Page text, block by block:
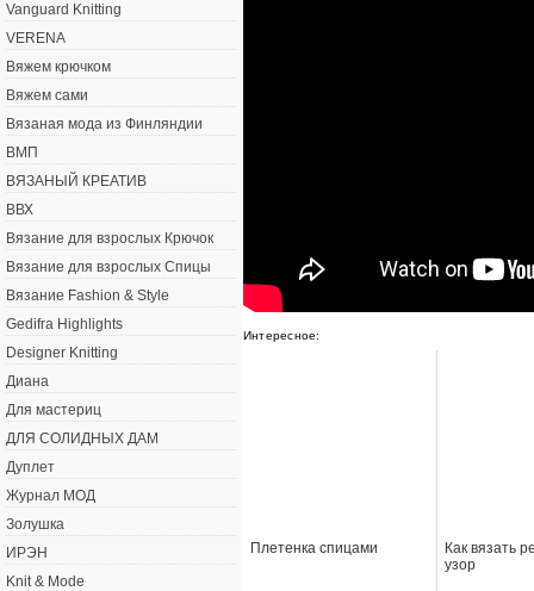
Интересное:
Плетенка спицами
Как вязать
узор
Vanguard Knitting
VERENA
Вяжем крючком
Вяжем сами
Вязаная мода из Финляндии
ВМП
ВЯЗАНЫЙ КРЕАТИВ
ВВХ
Вязание для взрослых Крючок
Вязание для взрослых Спицы
Вязание Fashion & Style
Gedifra Highlights
Designer Knitting
Диана
Для мастериц
ДЛЯ СОЛИДНЫХ ДАМ
Дуплет
Журнал МОД
Золушка
ИРЭН
Knit & Mode